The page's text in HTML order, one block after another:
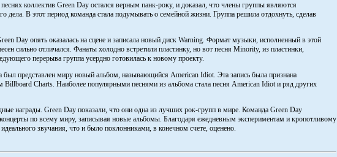
коллектив Green Day остался верным панк-року, и доказал, что члены группы являются
дела. В этот период команда стала подумывать о семейной жизни. Группа решила отдохнуть, сделав
Day опять оказалась на сцене и записала новый диск Warning. Формат музыки, исполненный в этой
сильно отличался. Фанаты холодно встретили пластинку, но вот песня Minority, из пластинки,
перерыва группа усердно готовилась к новому проекту.
был представлен миру новый альбом, называющийся American Idiot. Эта запись была признана
Charts. Наиболее популярными песнями из альбома стала песня American Idiot и ряд других
награды. Green Day показали, что они одна из лучших рок-групп в мире. Команда Green Day
концерты по всему миру, записывая новые альбомы. Благодаря ежедневным экспериментам и кропотливому
звучания, что и было поклонниками, в конечном счете, оценено.